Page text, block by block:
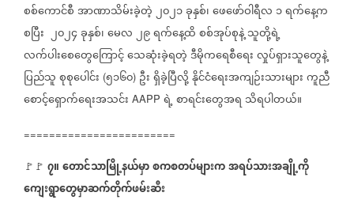
စစ်ကောင်စီအာဏာသိမ်းခဲ့တဲ့၂၀၂၁ခုနှစ်၊ဖေဖော်ဝါရီလ ၁ရက်နေ့က
စပြီး ၂၀၂၄ခုနှစ်၊မေလ၂၉ရက်နေ့ထိစစ်အုပ်စုနဲ့သူတို့ရဲ့
လက်ပါးစေတွေကြောင့်သေဆုံးခဲ့ရတဲ့ဒီမိုကရေစီရေးလှုပ်ရှားသူတွေနဲ့
ပြည်သူစုစုပေါင်း (၅၁၆၀) ဦးရှိခဲ့ပြီလို့နိုင်ငံရေးအကျဉ်းသားများကူညီ
စောင့်ရှောက်ရေးအသင်း AAPP ရဲ့စာရင်းတွေအရ သိရပါတယ်။
========================
🚩🚩 ၇။တောင်သာမြို့နယ်မှာစကစတပ်များကအရပ်သားအချို့ကို
ကျေးရွာတွေမှာဆက်တိုက်ဖမ်းဆီး